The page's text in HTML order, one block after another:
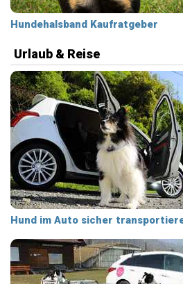
Hundehalsband Kaufratgeber
Urlaub & Reise
Hund im Auto sicher